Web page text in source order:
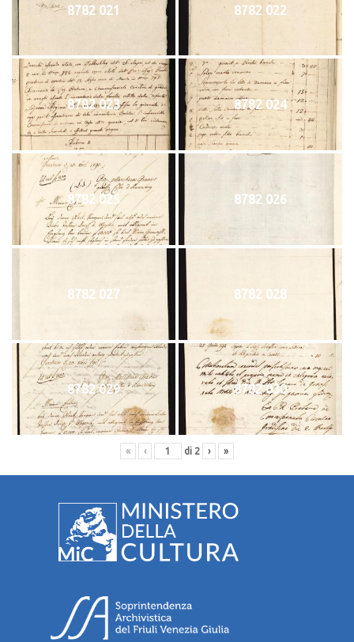
8782 021 8782 022
8782 023 8782 024
8782 025 8782 026
8782 027 8782 028
8782 029 8782 030
« ‹ di 2 › »